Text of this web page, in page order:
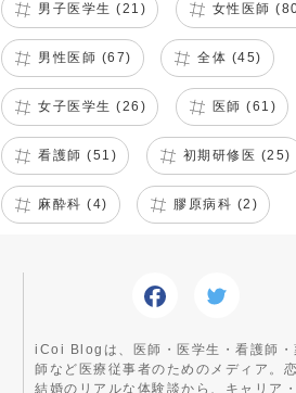
男子医学生 (21) 女性医師
男性医師 (67) 全体 (45)
女子医学生 (26) 医師 (61)
看護師 (51) 初期研修医 (25)
麻酔科 (4) 膠原病科 (2)
iCoi Blogは、医師・医学生・看護師・
師など医療従事者のためのメディア。恋
結婚のリアルな体験談から、キャリア